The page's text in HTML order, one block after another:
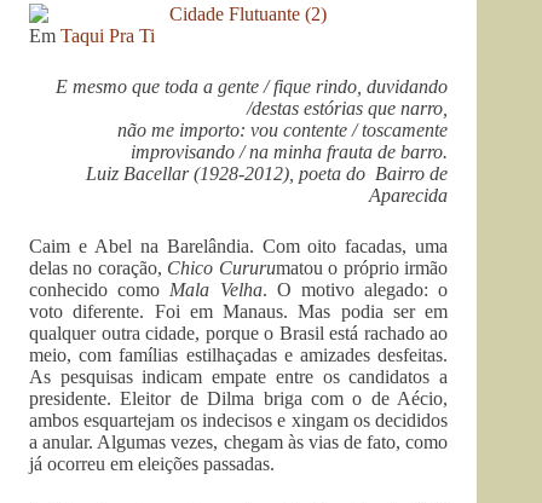
Em Taqui Pra Ti
E mesmo que toda a gente / fique rindo, duvidando
/destas estórias que narro,
não me importo: vou contente / toscamente
improvisando / na minha frauta de barro.
Luiz Bacellar (1928-2012), poeta do Bairro de
Aparecida
Caim e Abel na Barelândia. Com oito facadas, uma
delas no coração, Chico Cururumatou o próprio irmão
conhecido como Mala Velha. O motivo alegado: o
voto diferente. Foi em Manaus. Mas podia ser em
qualquer outra cidade, porque o Brasil está rachado ao
meio, com famílias estilhaçadas e amizades desfeitas.
As pesquisas indicam empate entre os candidatos a
presidente. Eleitor de Dilma briga com o de Aécio,
ambos esquartejam os indecisos e xingam os decididos
a anular. Algumas vezes, chegam às vias de fato, como
já ocorreu em eleições passadas.